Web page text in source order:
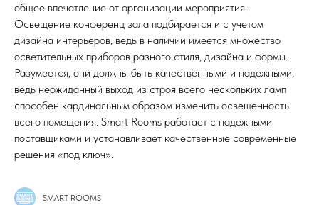
общее впечатление от организации мероприятия.
Освещение конференц зала подбирается и с учетом
дизайна интерьеров, ведь в наличии имеется множество
осветительных приборов разного стиля, дизайна и формы.
Разумеется, они должны быть качественными и надежными,
ведь неожиданный выход из строя всего нескольких ламп
способен кардинальным образом изменить освещенность
всего помещения. Smart Rooms работает с надежными
поставщиками и устанавливает качественные современные
решения «под ключ».
SMART ROOMS